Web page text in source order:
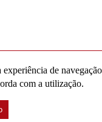
de
com a utilização.